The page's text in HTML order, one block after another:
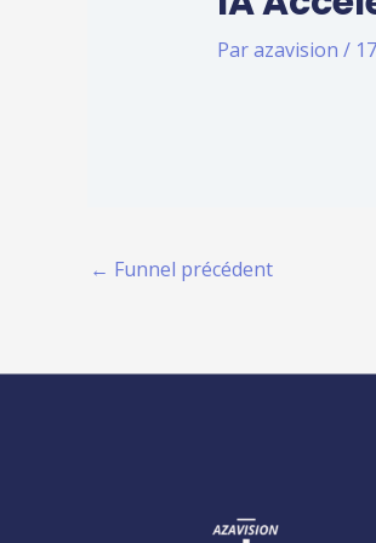
Parazavision /
← Funnel précédent